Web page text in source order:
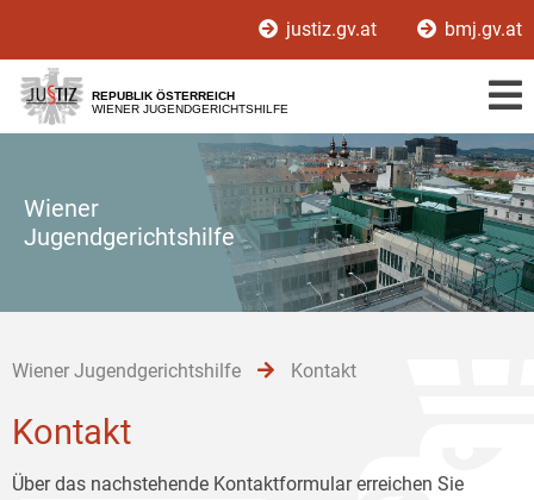
[1]
[2]
[3]
justiz.gv.at bmj.gv.at
REPUBLIK ÖSTERREICH
WIENER JUGENDGERICHTSHILFE
Wiener
Jugendgerichtshilfe
Wiener Jugendgerichtshilfe Kontakt
Kontakt
Über das nachstehende Kontaktformular erreichen Sie